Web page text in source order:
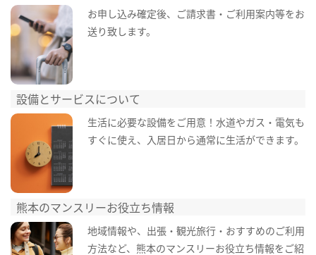
お申し込み確定後、ご請求書・ご利用案内等をお
送り致します。
設備とサービスについて
生活に必要な設備をご用意！水道やガス・電気も
すぐに使え、入居日から通常に生活ができます。
熊本のマンスリーお役立ち情報
地域情報や、出張・観光旅行・おすすめのご利用
方法など、熊本のマンスリーお役立ち情報をご紹